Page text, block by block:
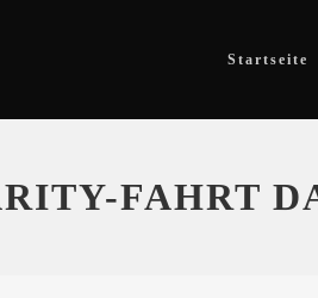
Startseite
FAHRT